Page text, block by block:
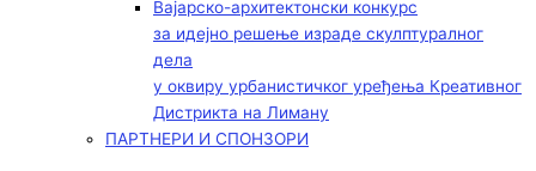
Вајарско-архитектонски конкурс
за идејно решење израде скулптуралног
дела
у оквиру урбанистичког уређења Креативног
Дистрикта на Лиману
ПАРТНЕРИ И СПОНЗОРИ